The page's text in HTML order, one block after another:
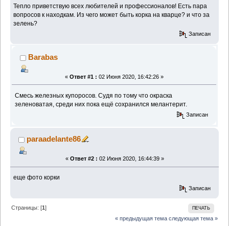
Тепло приветствую всех любителей и профессионалов! Есть пара
вопросов к находкам. Из чего может быть корка на кварце? и что за
зелень?
Записан
Barabas
« Ответ #1 : 02 Июня 2020, 16:42:26 »
Смесь железных купоросов. Судя по тому что окраска
зеленоватая, среди них пока ещё сохранился мелантерит.
Записан
paraadelante86
« Ответ #2 : 02 Июня 2020, 16:44:39 »
еще фото корки
Записан
ПЕЧАТЬ
Страницы: [1]
« предыдущая тема следующая тема »